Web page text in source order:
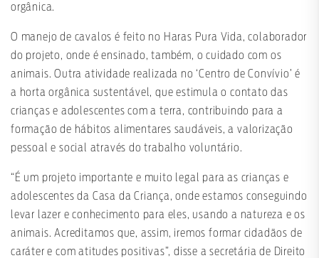
orgânica.
O manejo de cavalos é feito no Haras Pura Vida, colaborador
do projeto, onde é ensinado, também, o cuidado com os
animais. Outra atividade realizada no ‘Centro de Convívio’ é
a horta orgânica sustentável, que estimula o contato das
crianças e adolescentes com a terra, contribuindo para a
formação de hábitos alimentares saudáveis, a valorização
pessoal e social através do trabalho voluntário.
“É um projeto importante e muito legal para as crianças e
adolescentes da Casa da Criança, onde estamos conseguindo
levar lazer e conhecimento para eles, usando a natureza e os
animais. Acreditamos que, assim, iremos formar cidadãos de
caráter e com atitudes positivas”, disse a secretária de Direito